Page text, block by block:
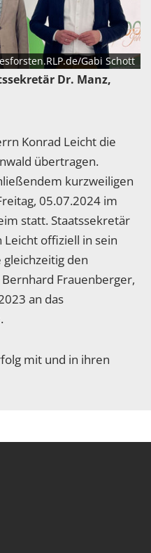
Gabi Schott
Dr. Manz,
Konrad Leicht die
übertragen.
kurzweiligen
05.07.2024 im
statt. Staatssekretär
offiziell in sein
den
Frauenberger,
an das
mit und in ihren